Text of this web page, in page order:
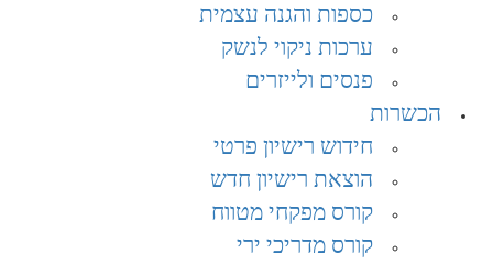
כספות והגנה עצמית
ערכות ניקוי לנשק
פנסים ולייזרים
הכשרות
חידוש רישיון פרטי
הוצאת רישיון חדש
קורס מפקחי מטווח
קורס מדריכי ירי